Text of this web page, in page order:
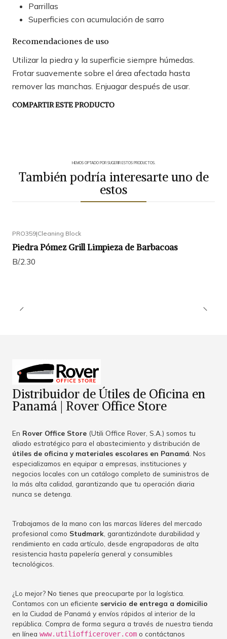
Parrillas
Superficies con acumulación de sarro
Recomendaciones de uso
Utilizar la piedra y la superficie siempre húmedas.
Frotar suavemente sobre el área afectada hasta
remover las manchas. Enjuagar después de usar.
COMPARTIR ESTE PRODUCTO
HEMOS OPTADO POR SUGERIR ESTOS PRODUCTOS.
También podría interesarte uno de
estos
PRO359|Cleaning Block
Piedra Pómez Grill Limpieza de Barbacoas
B/.2.30
Distribuidor de Útiles de Oficina en
Panamá | Rover Office Store
En Rover Office Store (Utili Office Rover, S.A.) somos tu
aliado estratégico para el abastecimiento y distribución de
útiles de oficina y materiales escolares en Panamá . Nos
especializamos en equipar a empresas, instituciones y
negocios locales con un catálogo completo de suministros de
la más alta calidad, garantizando que tu operación diaria
nunca se detenga.
Trabajamos de la mano con las marcas líderes del mercado
profesional como Studmark , garantizándote durabilidad y
rendimiento en cada artículo, desde engrapadoras de alta
resistencia hasta papelería general y consumibles
tecnológicos.
¿Lo mejor? No tienes que preocuparte por la logística.
Contamos con un eficiente servicio de entrega a domicilio
en la Ciudad de Panamá y envíos rápidos al interior de la
república. Compra de forma segura a través de nuestra tienda
en línea www.utiliofficerover.com o contáctanos